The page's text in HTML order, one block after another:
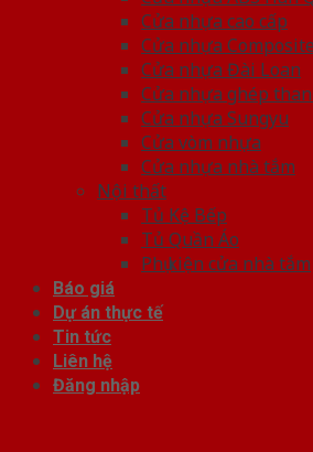
Cửa nhựa cao cấp
Cửa nhựa Composite
Cửa nhựa Đài Loan
Cửa nhựa ghép
Cửa nhựa Sungyu
Cửa vòm nhựa
Cửa nhựa nhà tắm
Nội thất
Tủ Kệ Bếp
Tủ Quần Áo
Phụ kiện cửa nhà tắm
Báo giá
Dự án thực tế
Tin tức
Liên hệ
Đăng nhập